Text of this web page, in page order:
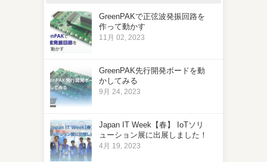
GreenPAKで正弦波発振回路を
作って動かす
11月 02, 2023
GreenPAK先行開発ボードを動
かしてみる
9月 24, 2023
Japan IT Week【春】 IoTソリ
ューション展に出展しました！
4月 19, 2023